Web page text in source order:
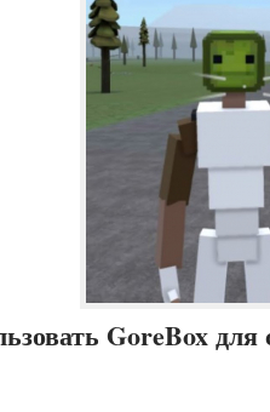
GoreBox для